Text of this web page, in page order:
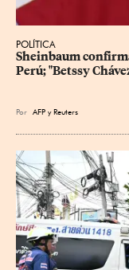
POLÍTICA
Sheinbaum
Perú; "Betssy
Por AFP yReuters